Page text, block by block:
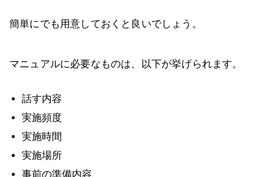
簡単にでも用意しておくと良いでしょう。
マニュアルに必要なものは、以下が挙げられます。
話す内容
実施頻度
実施時間
実施場所
事前の準備内容